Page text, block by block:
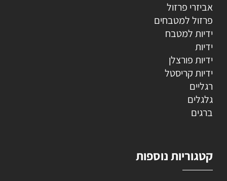
אביזרי פרזול
פרזול למטבחים
ידיות למטבח
ידיות
ידיות פורצלן
ידיות קריסטל
רגליים
גלגלים
ברגים
קטגוריות נוספות